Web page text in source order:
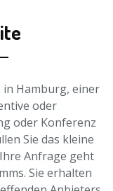
Hamburg, einer
oder
oder Konferenz
Sie das kleine
Anfrage geht
Sie erhalten